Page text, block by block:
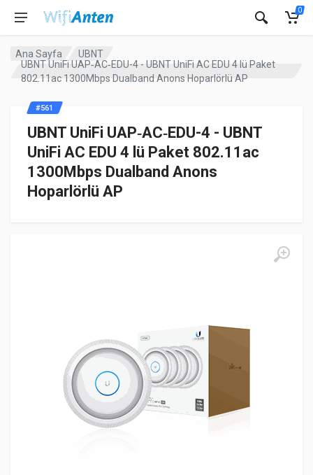
0
Ana Sayfa
UBNT
UBNT UniFi UAP‑AC‑EDU-4 - UBNT UniFi AC EDU 4 lü Paket
802.11ac 1300Mbps Dualband Anons Hoparlörlü AP
UBNT UniFi UAP‑AC‑EDU-4 - UBNT
UniFi AC EDU 4 lü Paket 802.11ac
1300Mbps Dualband Anons
Hoparlörlü AP
#561